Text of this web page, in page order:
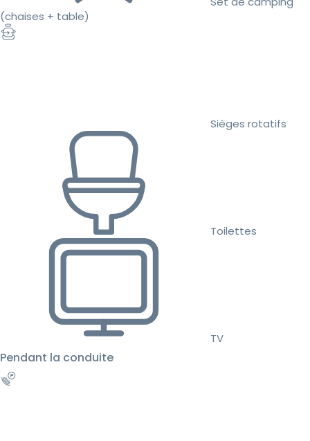
(chaises + table)
Sièges rotatifs
Toilettes
TV
Pendant la conduite